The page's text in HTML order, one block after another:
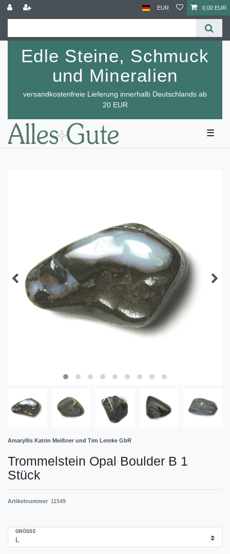
EUR 0,00 EUR
Edle Steine, Schmuck
und Mineralien
versandkostenfreie Lieferung innerhalb Deutschlands ab
20 EUR
☰
Amaryllis Katrin Meißner und Tim Lemke GbR
Trommelstein Opal Boulder B 1
Stück
Artikelnummer 11549
GRÖSSE